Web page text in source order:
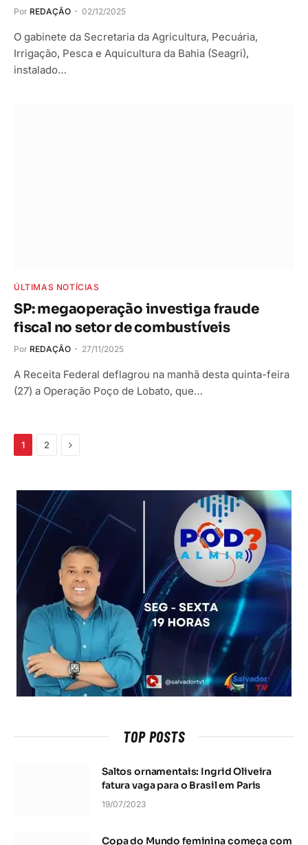
Por REDAÇÃO 02/12/2025
O gabinete da Secretaria da Agricultura, Pecuária,
Irrigação, Pesca e Aquicultura da Bahia (Seagri),
instalado…
ÚLTIMAS NOTÍCIAS
SP: megaoperação investiga fraude
fiscal no setor de combustíveis
Por REDAÇÃO 27/11/2025
A Receita Federal deflagrou na manhã desta quinta-feira
(27) a Operação Poço de Lobato, que…
1 2 Próximo
TOP POSTS
Saltos ornamentais: Ingrid Oliveira
fatura vaga para o Brasil em Paris
19/07/2023
Copa do Mundo feminina começa com